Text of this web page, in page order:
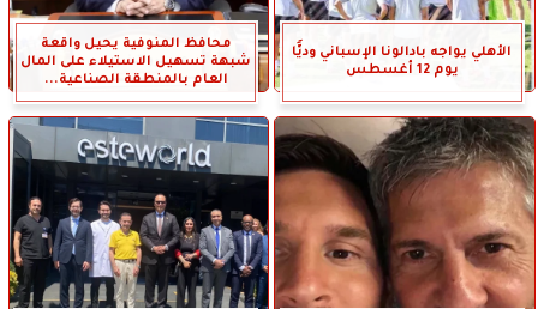
الأهلي يواجه بادالونا الإسباني وديًّا
يوم 12 أغسطس
محافظ المنوفية يحيل واقعة
شبهة تسهيل الاستيلاء على المال
العام بالمنطقة الصناعية...